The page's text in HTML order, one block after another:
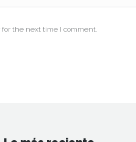
the next time I comment.